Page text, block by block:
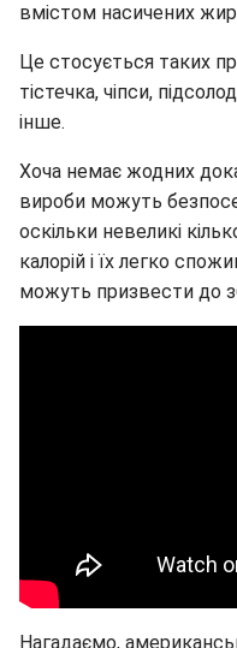
вмістом насичених
Це стосується таких
тістечка, чіпси,
інше.
Хоча немає жодних
вироби можуть
оскільки невеликі
калорій і їх легко
можуть призвести до
Нагадаємо,